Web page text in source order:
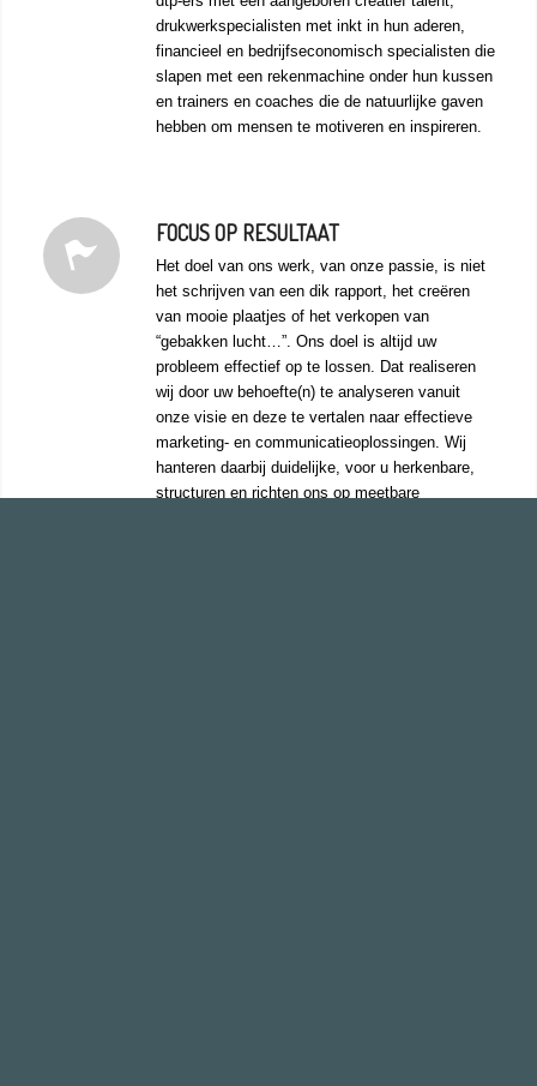
drukwerkspecialisten met inkt in hun aderen,
financieel en bedrijfseconomisch specialisten die
slapen met een rekenmachine onder hun kussen
en trainers en coaches die de natuurlijke gaven
hebben om mensen te motiveren en inspireren.
FOCUS OP RESULTAAT
Het doel van ons werk, van onze passie, is niet
het schrijven van een dik rapport, het creëren
van mooie plaatjes of het verkopen van
“gebakken lucht…”. Ons doel is altijd uw
probleem effectief op te lossen. Dat realiseren
wij door uw behoefte(n) te analyseren vanuit
onze visie en deze te vertalen naar effectieve
marketing- en communicatieoplossingen. Wij
hanteren daarbij duidelijke, voor u herkenbare,
structuren en richten ons op meetbare